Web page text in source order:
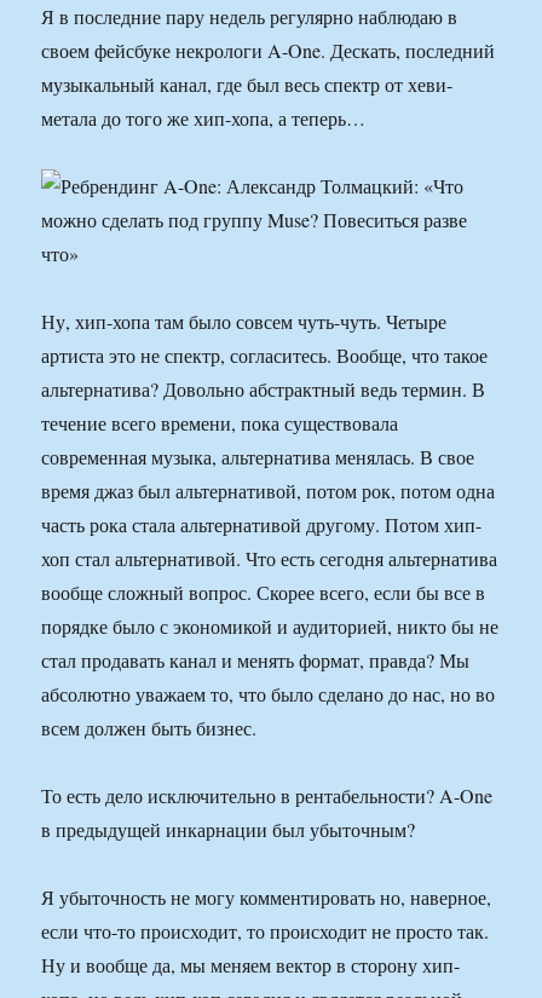
Я в последние пару недель регулярно наблюдаю в
своем фейсбуке некрологи A-One. Дескать, последний
музыкальный канал, где был весь спектр от хеви-
метала до того же хип-хопа, а теперь…
Ну, хип-хопа там было совсем чуть-чуть. Четыре
артиста это не спектр, согласитесь. Вообще, что такое
альтернатива? Довольно абстрактный ведь термин. В
течение всего времени, пока существовала
современная музыка, альтернатива менялась. В свое
время джаз был альтернативой, потом рок, потом одна
часть рока стала альтернативой другому. Потом хип-
хоп стал альтернативой. Что есть сегодня альтернатива
вообще сложный вопрос. Скорее всего, если бы все в
порядке было с экономикой и аудиторией, никто бы не
стал продавать канал и менять формат, правда? Мы
абсолютно уважаем то, что было сделано до нас, но во
всем должен быть бизнес.
То есть дело исключительно в рентабельности? A-One
в предыдущей инкарнации был убыточным?
Я убыточность не могу комментировать но, наверное,
если что-то происходит, то происходит не просто так.
Ну и вообще да, мы меняем вектор в сторону хип-